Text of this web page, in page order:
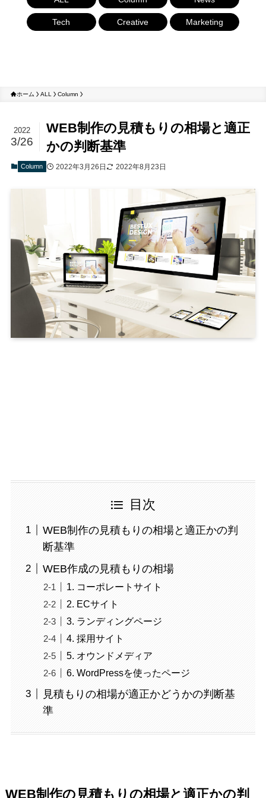
Tech Creative Marketing
ホーム ALL Column
WEB制作の見積もりの相場と適正
かの判断基準
2022
3/26
Column 2022年3月26日 2022年8月23日
目次
WEB制作の見積もりの相場と適正かの判
断基準
WEB作成の見積もりの相場
1. コーポレートサイト
2. ECサイト
3. ランディングページ
4. 採用サイト
5. オウンドメディア
6. WordPressを使ったページ
見積もりの相場が適正かどうかの判断基
準
WEB制作の見積もりの相場と適正かの判